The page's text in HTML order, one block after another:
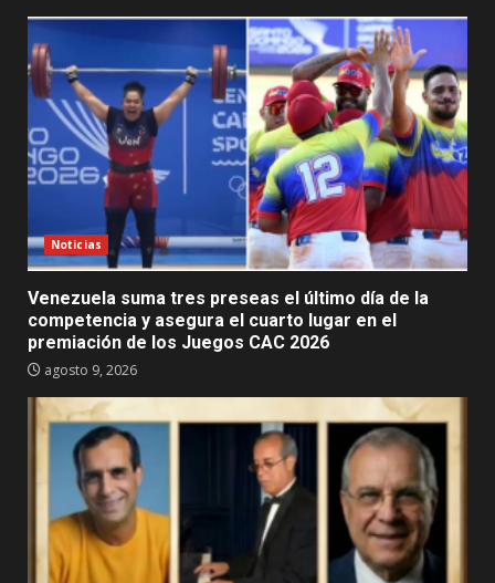
Noticias
Venezuela suma tres preseas el último día de la
competencia y asegura el cuarto lugar en el
premiación de los Juegos CAC 2026
agosto 9, 2026